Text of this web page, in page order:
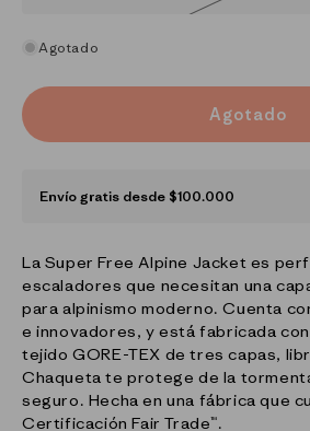
Agotado
Agotado
Envío gratis desde $100.000
La Super Free Alpine Jacket es
escaladores que necesitan una
para alpinismo moderno. Cuenta
e innovadores, y está fabricada
tejido GORE-TEX de tres capas,
Chaqueta te protege de la
seguro. Hecha en una fábrica que
Certificación Fair Trade™.